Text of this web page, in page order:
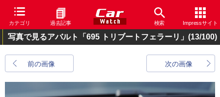
カテゴリ 過去記事 検索 Impressサイト
写真で見るアバルト「695 トリブートフェラーリ」 (13/100)
前の画像 次の画像